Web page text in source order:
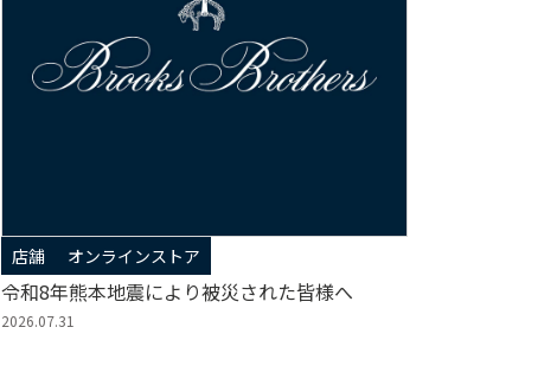
店舗 オンラインストア
令和8年熊本地震により被災された皆様へ
2026.07.31